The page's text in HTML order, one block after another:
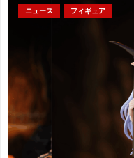
ニュース フィギュア